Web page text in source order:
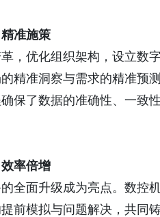
准施策
，优化组织架构，设立数
精准洞察与需求的精准预
保了数据的准确性、一致
率倍增
全面升级成为亮点。数控
前模拟与问题解决，共同